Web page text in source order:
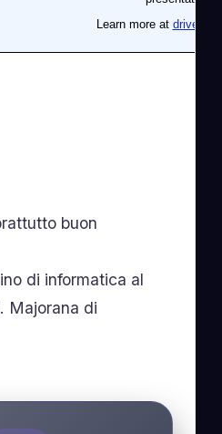
buon
di informatica al
Majorana di